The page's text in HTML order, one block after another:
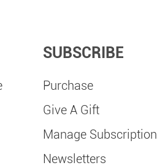
SUBSCRIBE
Purchase
Give A Gift
Manage Subscription
Newsletters